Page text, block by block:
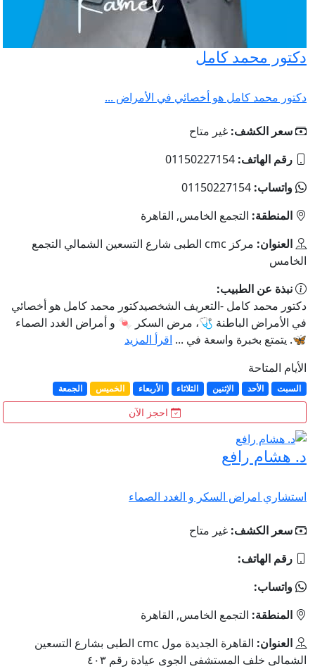
دكتور محمد كامل
دكتور محمد كامل هو أخصائي في الأمراض ...
سعر الكشف:غير متاح
رقم الهاتف:01150227154
واتساب:01150227154
المنطقة:التجمع الخامس, القاهرة
العنوان:
مركز cmc الطبى شارع التسعين الشمالي التجمع
الخامس
نبذة عن الطبيب:
دكتور محمد كامل -التعريف الشخصيدكتور محمد كامل هو أخصائي
في الأمراض الباطنة 🩺، مرض السكر 🍬 و أمراض الغدد الصماء
🦋. يتمتع بخبرة واسعة في ...اقرأ المزيد
الأيام المتاحة
السبت الأحد الإثنين الثلاثاء الأربعاء الخميس الجمعة
احجز الآن
د. هشام رافع
استشاري امراض السكر و الغدد الصماء
سعر الكشف:غير متاح
رقم الهاتف:
واتساب:
المنطقة:التجمع الخامس, القاهرة
العنوان:
القاهرة الجديدة مول cmc الطبى بشارع التسعين
الشمالى خلف المستشفى الجوى عيادة رقم ٤٠٣